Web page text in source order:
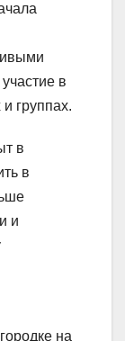
в
группах.
в
в
и
на